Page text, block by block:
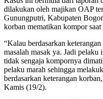
dilakukan oleh majikan OAP
Gunungputri, Kabupaten
korban mematikan kompor saat
“Kalau berdasarkan
masalah masak ya. Jadi pelaku
tidak sengaja kompornya
pelaku marah sehingga
berdasarkan keterangan
Kamis (19/2).